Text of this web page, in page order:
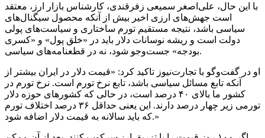
با این حال، علی‌اصغر سمیعی‌ زفرقندی، کارشناس بازار ارز، معتقد
است جهش‌های ارزی اخیر بیش از آنکه محصول سیگنال‌های
سیاسی باشد، نتیجه مستقیم تورم ساختاری و سیاست‌های پولی
دولت است و ریشه نوسانات دلار باید در «خلق پول» و «کسری
بودجه» جست‌وجو شود، نه در قطعنامه‌های سیاسی.
او در گفت‌وگو با تجارت‌نیوز تاکید کرد: «قیمت دلار در ایران بیشتر از
آنکه تابع مسائل سیاسی باشد، تابع نرخ تورم است. نرخ تورم در
کشور ما بالای ۴۰ درصد است، در حالی که کشورهای حوزه دلار
تورمی زیر چهار درصد دارند. این یعنی حداقل ۳۶ درصد اختلاف تورم
که باید سالانه به قیمت دلار اضافه شود.»